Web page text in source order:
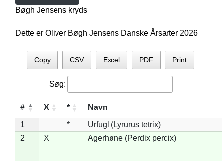
Bøgh Jensens kryds
Dette er Oliver Bøgh Jensens Danske Årsarter 2026
Copy CSV Excel PDF Print
Søg:
# X * Navn
1 *
Urfugl (Lyrurus tetrix)
2
X Agerhøne (Perdix perdix)